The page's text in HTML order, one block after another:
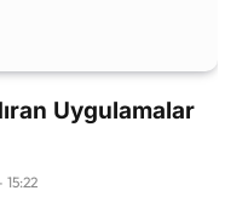
Uygulamalar
15:22